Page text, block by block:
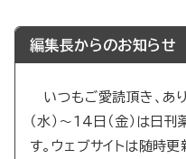
編集長からのお知らせ
いつもご愛読頂き、あ
（水）～14日（金）は日
す。ウェブサイトは随時更